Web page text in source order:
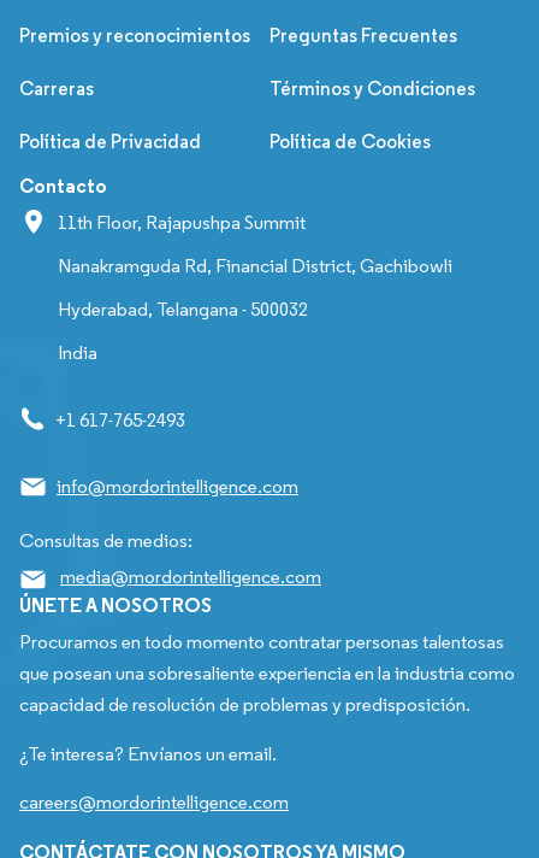
Premios y reconocimientos Preguntas Frecuentes
Carreras Términos y Condiciones
Política de Privacidad Política de Cookies
Contacto
11th Floor, Rajapushpa Summit
Nanakramguda Rd, Financial District, Gachibowli
Hyderabad, Telangana - 500032
India
+1 617-765-2493
info@mordorintelligence.com
Consultas de medios:
media@mordorintelligence.com
ÚNETE A NOSOTROS
Procuramos en todo momento contratar personas talentosas
que posean una sobresaliente experiencia en la industria como
capacidad de resolución de problemas y predisposición.
¿Te interesa? Envíanos un email.
careers@mordorintelligence.com
CONTÁCTATE CON NOSOTROS YA MISMO